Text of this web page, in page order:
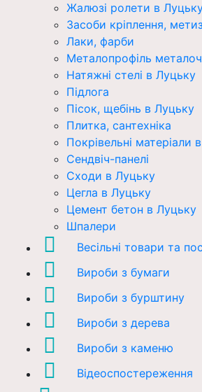
Жалюзі ролети в
Засоби кріплення,
Лаки, фарби
Металопрофіль
Натяжні стелі в Луцьку
Підлога
Пісок, щебінь в Луцьку
Плитка, сантехніка
Покрівельні матеріали
Сендвіч-панелі
Сходи в Луцьку
Цегла в Луцьку
Цемент бетон в Луцьку
Шпалери
Весільні товари та
Вироби з бумаги
Вироби з бурштину
Вироби з дерева
Вироби з каменю
Відеоспостереження